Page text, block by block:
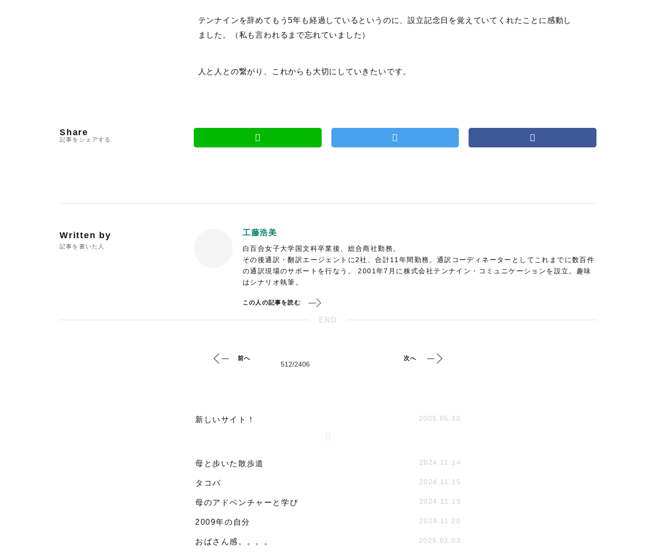
テンナインを辞めてもう5年も経過しているというのに、設立記念日を覚えていてくれたことに感動し
ました。（私も言われるまで忘れていました）
人と人との繋がり、これからも大切にしていきたいです。
Share
記事をシェアする
Written by
記事を書いた人
工藤浩美
白百合女子大学国文科卒業後、総合商社勤務。
その後通訳・翻訳エージェントに2社、合計11年間勤務。通訳コーディネーターとしてこれまでに数百件
の通訳現場のサポートを行なう。 2001年7月に株式会社テンナイン・コミュニケーションを設立。趣味
はシナリオ執筆。
この人の記事を読む
END
前へ 次へ
新しいサイト！ 2005.05.30
母と歩いた散歩道 2024.11.14
タコパ 2024.11.15
母のアドベンチャーと学び 2024.11.19
2009年の自分 2024.11.20
おばさん感。。。。 2025.02.03